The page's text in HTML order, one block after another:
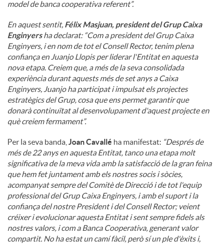
model de banca cooperativa referent”.
En aquest sentit, Félix Masjuan, president del Grup Caixa
Enginyersha declarat: “Com a president del Grup Caixa
Enginyers, i en nom de tot el Consell Rector, tenim plena
confiança en Juanjo Llopis per liderar l'Entitat en aquesta
nova etapa. Creiem que, a més de la seva consolidada
experiència durant aquests més de set anys a Caixa
Enginyers, Juanjo ha participat i impulsat els projectes
estratègics del Grup, cosa que ens permet garantir que
donarà continuïtat al desenvolupament d'aquest projecte en
què creiem fermament”.
Per la seva banda, Joan Cavallé ha manifestat: “Després de
més de 22 anys en aquesta Entitat, tanco una etapa molt
significativa de la meva vida amb la satisfacció de la gran feina
que hem fet juntament amb els nostres socis i sòcies,
acompanyat sempre del Comitè de Direcció i de tot l'equip
professional del Grup Caixa Enginyers, i amb el suport i la
confiança del nostre President i del Consell Rector; veient
créixer i evolucionar aquesta Entitat i sent sempre fidels als
nostres valors, i com a Banca Cooperativa, generant valor
compartit. No ha estat un camí fàcil, però sí un ple d'èxits i,